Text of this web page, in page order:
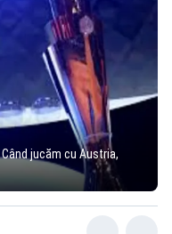
jucăm cu Austria,